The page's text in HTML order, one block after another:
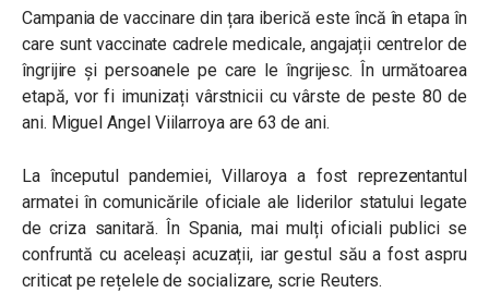
Campania de vaccinare din țara iberică este încă în etapa în
care sunt vaccinate cadrele medicale, angajații centrelor de
îngrijire și persoanele pe care le îngrijesc. În următoarea
etapă, vor fi imunizați vârstnicii cu vârste de peste 80 de
ani. Miguel Angel Viilarroya are 63 de ani.
La începutul pandemiei, Villaroya a fost reprezentantul
armatei în comunicările oficiale ale liderilor statului legate
de criza sanitară. În Spania, mai mulți oficiali publici se
confruntă cu aceleași acuzații, iar gestul său a fost aspru
criticat pe rețelele de socializare, scrie Reuters.